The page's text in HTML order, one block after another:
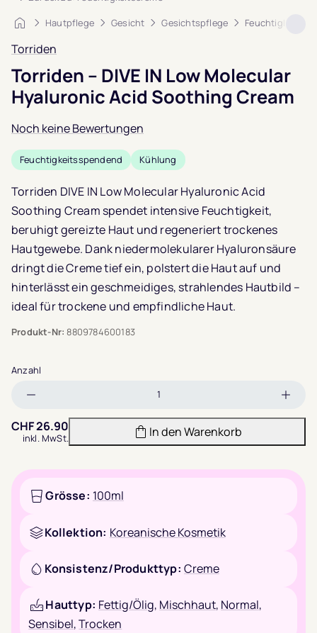
Startseite
Hautpflege Gesicht Gesichtspflege
Torriden
Torriden – DIVE IN Low Molecular
Hyaluronic Acid Soothing Cream
Noch keine Bewertungen
Feuchtigkeitsspendend Kühlung
Torriden DIVE IN Low Molecular Hyaluronic Acid
Soothing Cream spendet intensive Feuchtigkeit,
beruhigt gereizte Haut und regeneriert trockenes
Hautgewebe. Dank niedermolekularer Hyaluronsäure
dringt die Creme tief ein, polstert die Haut auf und
hinterlässt ein geschmeidiges, strahlendes Hautbild –
ideal für trockene und empfindliche Haut.
Produkt-Nr: 8809784600183
Anzahl
verringern
CHF26.90
inkl. MwSt. In den Warenkorb
Grösse: 100ml
Kollektion: Koreanische Kosmetik
Konsistenz/Produkttyp: Creme
Hauttyp: Fettig/Ölig, Mischhaut, Normal,
Sensibel,Trocken